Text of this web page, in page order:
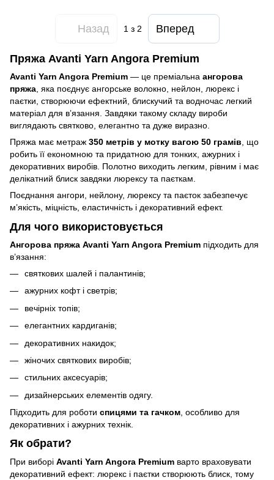
Назад 1 з 2 Вперед
Пряжа Avanti Yarn Angora Premium
Avanti Yarn Angora Premium — це преміальна ангорова
пряжа, яка поєднує ангорське волокно, нейлон, люрекс і
паєтки, створюючи ефектний, блискучий та водночас легкий
матеріал для в’язання. Завдяки такому складу вироби
виглядають святково, елегантно та дуже виразно.
Пряжа має метраж 350 метрів у мотку вагою 50 грамів, що
робить її економною та придатною для тонких, ажурних і
декоративних виробів. Полотно виходить легким, рівним і має
делікатний блиск завдяки люрексу та паєткам.
Поєднання ангори, нейлону, люрексу та паєток забезпечує
м’якість, міцність, еластичність і декоративний ефект.
Для чого використовується
Ангорова пряжа Avanti Yarn Angora Premium підходить для
в’язання:
святкових шалей і палантинів;
ажурних кофт і светрів;
вечірніх топів;
елегантних кардиганів;
декоративних накидок;
жіночих святкових виробів;
стильних аксесуарів;
дизайнерських елементів одягу.
Підходить для роботи спицями та гачком , особливо для
декоративних і ажурних технік.
Як обрати?
При виборі Avanti Yarn Angora Premium варто враховувати
декоративний ефект: люрекс і паєтки створюють блиск, тому